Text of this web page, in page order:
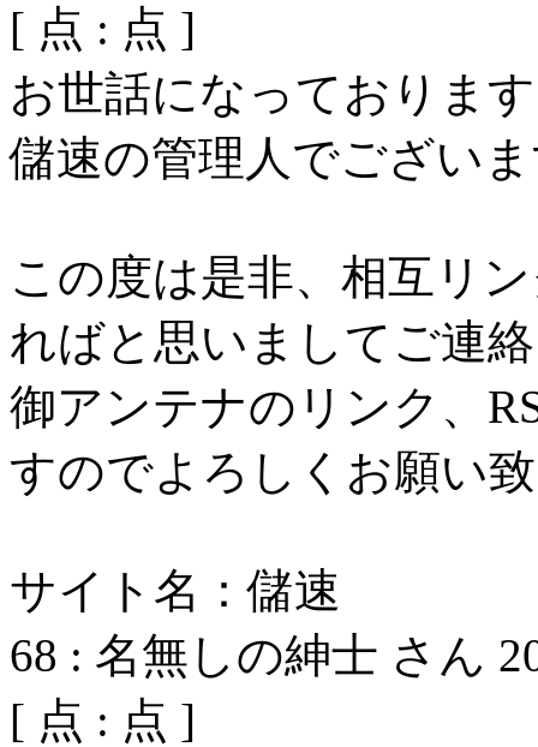
[ 点 : 点 ]
お世話になっておりま
儲速の管理人でござい
この度は是非、相互リ
ればと思いましてご連
御アンテナのリンク、
すのでよろしくお願い
サイト名：儲速
68 : 名無しの紳士 さん
[ 点 : 点 ]